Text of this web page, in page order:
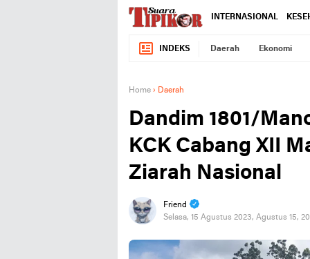
INTERNASIONAL
INDEKS Daerah Ekonomi
Home › Daerah
Dandim 1801/
KCK Cabang XII
Ziarah Nasional
Friend
Selasa, 15 Agustus 2023, Agustus 15,